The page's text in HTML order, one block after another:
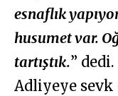
esnaflık
husumet var.
tartıştık.” dedi.
Adliyeye